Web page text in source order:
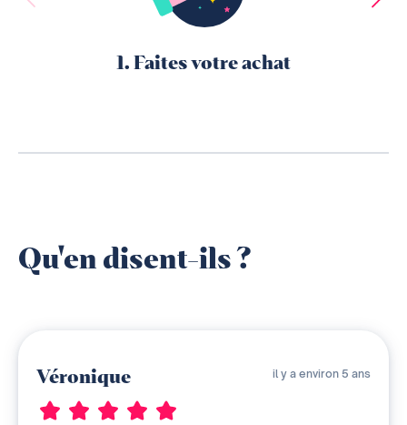
1. Faites votre achat
Qu'en disent-ils ?
Véronique il y a environ 5 ans